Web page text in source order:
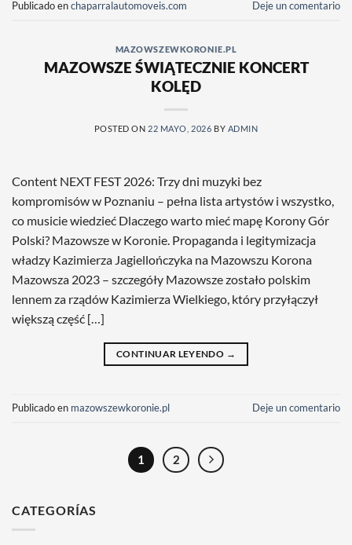
Publicado enchaparralautomoveis.com Deje un comentario
MAZOWSZEWKORONIE.PL
MAZOWSZE ŚWIĄTECZNIE KONCERT
KOLĘD
POSTED ON 22 MAYO, 2026 BY ADMIN
Content NEXT FEST 2026: Trzy dni muzyki bez
kompromisów w Poznaniu – pełna lista artystów i wszystko,
co musicie wiedzieć Dlaczego warto mieć mapę Korony Gór
Polski? Mazowsze w Koronie. Propaganda i legitymizacja
władzy Kazimierza Jagiellończyka na Mazowszu Korona
Mazowsza 2023 – szczegóły Mazowsze zostało polskim
lennem za rządów Kazimierza Wielkiego, który przyłączył
większą część […]
CONTINUAR LEYENDO →
Publicado en mazowszewkoronie.pl Deje un comentario
1 2
CATEGORÍAS